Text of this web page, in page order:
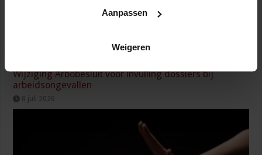
Aanpassen
Weigeren
Wijziging Arbobesluit voor invulling dossiers bij
arbeidsongevallen
8 juli 2026